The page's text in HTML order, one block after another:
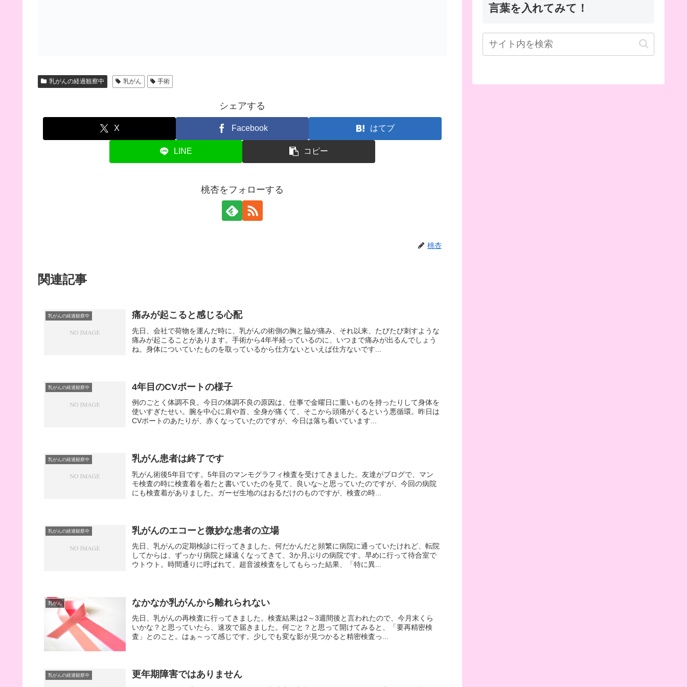
乳がんの経過観察中 乳がん 手術
シェアする
X Facebook はてブ
LINE コピー
桃杏をフォローする
桃杏
関連記事
乳がんの経過観察中 痛みが起こると感じる心配
先日、会社で荷物を運んだ時に、乳がんの術側の胸と脇が痛み、それ以来、たびたび刺すような
痛みが起こることがあります。手術から4年半経っているのに、いつまで痛みが出るんでしょう
ね。身体についていたものを取っているから仕方ないといえば仕方ないです...
乳がんの経過観察中 4年目のCVポートの様子
例のごとく体調不良。今日の体調不良の原因は、仕事で金曜日に重いものを持ったりして身体を
使いすぎたせい。腕を中心に肩や首、全身が痛くて、そこから頭痛がくるという悪循環。昨日は
CVポートのあたりが、赤くなっていたのですが、今日は落ち着いています...
乳がんの経過観察中 乳がん患者は終了です
乳がん術後5年目です。5年目のマンモグラフィ検査を受けてきました。友達がブログで、マン
モ検査の時に検査着を着たと書いていたのを見て、良いな~と思っていたのですが、今回の病院
にも検査着がありました。ガーゼ生地のはおるだけのものですが、検査の時...
乳がんの経過観察中 乳がんのエコーと微妙な患者の立場
先日、乳がんの定期検診に行ってきました。何だかんだと頻繁に病院に通っていたけれど、転院
してからは、ずっかり病院と縁遠くなってきて、3か月ぶりの病院です。早めに行って待合室で
ウトウト。時間通りに呼ばれて、超音波検査をしてもらった結果、「特に異...
乳がん なかなか乳がんから離れられない
先日、乳がんの再検査に行ってきました。検査結果は2～3週間後と言われたので、今月末くら
いかな？と思っていたら、速攻で届きました。何ごと？と思って開けてみると、「要再精密検
査」とのこと。はぁ～って感じです。少しでも変な影が見つかると精密検査っ...
乳がんの経過観察中 更年期障害ではありません
言葉を入れてみて！